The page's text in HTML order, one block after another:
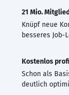
21 Mio.
Knüpf neue
besseres Job-
Kostenlos
Schon als
deutlich